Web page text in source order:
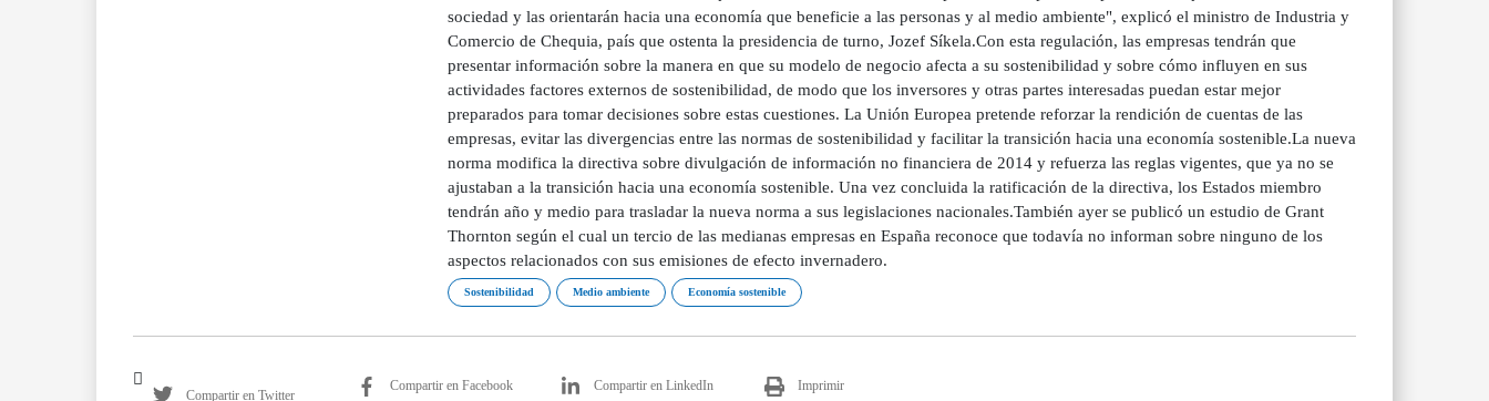
sociedad y las orientarán hacia una economía que beneficie a las personas y al medio ambiente", explicó el ministro de Industria y
Comercio de Chequia, país que ostenta la presidencia de turno, Jozef Síkela.Con esta regulación, las empresas tendrán que
presentar información sobre la manera en que su modelo de negocio afecta a su sostenibilidad y sobre cómo influyen en sus
actividades factores externos de sostenibilidad, de modo que los inversores y otras partes interesadas puedan estar mejor
preparados para tomar decisiones sobre estas cuestiones. La Unión Europea pretende reforzar la rendición de cuentas de las
empresas, evitar las divergencias entre las normas de sostenibilidad y facilitar la transición hacia una economía sostenible.La nueva
norma modifica la directiva sobre divulgación de información no financiera de 2014 y refuerza las reglas vigentes, que ya no se
ajustaban a la transición hacia una economía sostenible. Una vez concluida la ratificación de la directiva, los Estados miembro
tendrán año y medio para trasladar la nueva norma a sus legislaciones nacionales.También ayer se publicó un estudio de Grant
Thornton según el cual un tercio de las medianas empresas en España reconoce que todavía no informan sobre ninguno de los
aspectos relacionados con sus emisiones de efecto invernadero.
Sostenibilidad Medio ambiente Economía sostenible
Compartir en Twitter
Compartir en Facebook Compartir en LinkedIn Imprimir